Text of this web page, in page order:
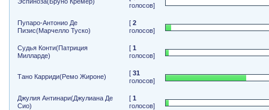
голосов]
Пупаро-Антонио Де
Пизис(Марчелло Туско)
[2
голосов]
Судья Конти(Патриция
Милларде)
[1
голосов]
Тано Карриди(Ремо Жироне) [31
голосов]
Джулия Антинари(Джулиана Де
Сио)
[1
голосов]